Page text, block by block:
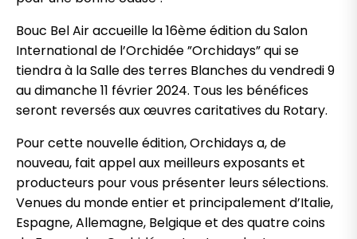
Bouc Bel Air accueille la 16ème édition du Salon
International de l’Orchidée ”Orchidays” qui se
tiendra à la Salle des terres Blanches du vendredi 9
au dimanche 11 février 2024. Tous les bénéfices
seront reversés aux œuvres caritatives du Rotary.
Pour cette nouvelle édition, Orchidays a, de
nouveau, fait appel aux meilleurs exposants et
producteurs pour vous présenter leurs sélections.
Venues du monde entier et principalement d’Italie,
Espagne, Allemagne, Belgique et des quatre coins